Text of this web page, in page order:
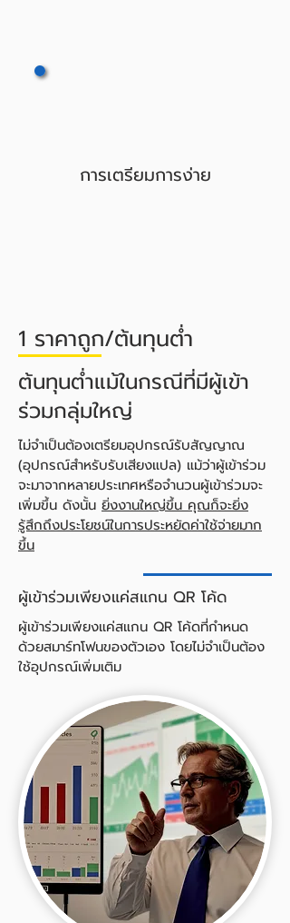
การเตรียมการง่าย
1 ราคาถูก/ต้นทุนต่ำ
ต้นทุนต่ำแม้ในกรณีที่มีผู้เข้า
ร่วมกลุ่มใหญ่
ไม่จำเป็นต้องเตรียมอุปกรณ์รับสัญญาณ
(อุปกรณ์สำหรับรับเสียงแปล) แม้ว่าผู้เข้าร่วม
จะมาจากหลายประเทศหรือจำนวนผู้เข้าร่วมจะ
เพิ่มขึ้น ดังนั้น ยิ่งงานใหญ่ขึ้น คุณก็จะยิ่ง
รู้สึกถึงประโยชน์ในการประหยัดค่าใช้จ่ายมาก
ขึ้น
ผู้เข้าร่วมเพียงแค่สแกน QR โค้ด
ผู้เข้าร่วมเพียงแค่สแกน QR โค้ดที่กำหนด
ด้วยสมาร์ทโฟนของตัวเอง โดยไม่จำเป็นต้อง
ใช้อุปกรณ์เพิ่มเติม